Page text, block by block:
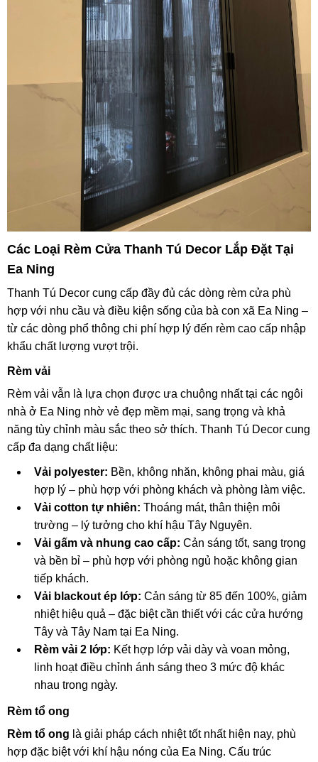
Các Loại Rèm Cửa Thanh Tú Decor Lắp Đặt Tại
Ea Ning
Thanh Tú Decor cung cấp đầy đủ các dòng rèm cửa phù
hợp với nhu cầu và điều kiện sống của bà con xã Ea Ning –
từ các dòng phổ thông chi phí hợp lý đến rèm cao cấp nhập
khẩu chất lượng vượt trội.
Rèm vải
Rèm vải vẫn là lựa chọn được ưa chuộng nhất tại các ngôi
nhà ở Ea Ning nhờ vẻ đẹp mềm mại, sang trọng và khả
năng tùy chỉnh màu sắc theo sở thích. Thanh Tú Decor cung
cấp đa dạng chất liệu:
Vải polyester: Bền, không nhăn, không phai màu, giá
hợp lý – phù hợp với phòng khách và phòng làm việc.
Vải cotton tự nhiên: Thoáng mát, thân thiện môi
trường – lý tưởng cho khí hậu Tây Nguyên.
Vải gấm và nhung cao cấp: Cản sáng tốt, sang trọng
và bền bỉ – phù hợp với phòng ngủ hoặc không gian
tiếp khách.
Vải blackout ép lớp: Cản sáng từ 85 đến 100%, giảm
nhiệt hiệu quả – đặc biệt cần thiết với các cửa hướng
Tây và Tây Nam tại Ea Ning.
Rèm vải 2 lớp: Kết hợp lớp vải dày và voan mỏng,
linh hoạt điều chỉnh ánh sáng theo 3 mức độ khác
nhau trong ngày.
Rèm tổ ong
Rèm tổ ong là giải pháp cách nhiệt tốt nhất hiện nay, phù
hợp đặc biệt với khí hậu nóng của Ea Ning. Cấu trúc